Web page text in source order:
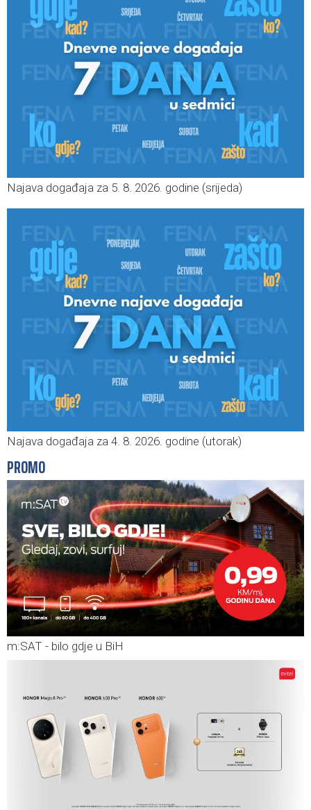
Najava događaja za 5. 8. 2026. godine (srijeda)
Najava događaja za 4. 8. 2026. godine (utorak)
PROMO
m:SAT - bilo gdje u BiH